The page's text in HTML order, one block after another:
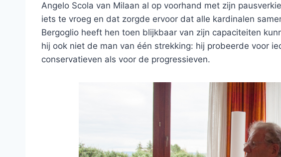
Angelo Scola van Milaan al op voorhand met zijn
iets te vroeg en dat zorgde ervoor dat alle kardinalen
Bergoglio heeft hen toen blijkbaar van zijn capaciteiten
hij ook niet de man van één strekking: hij probeerde voor
conservatieven als voor de progressieven.